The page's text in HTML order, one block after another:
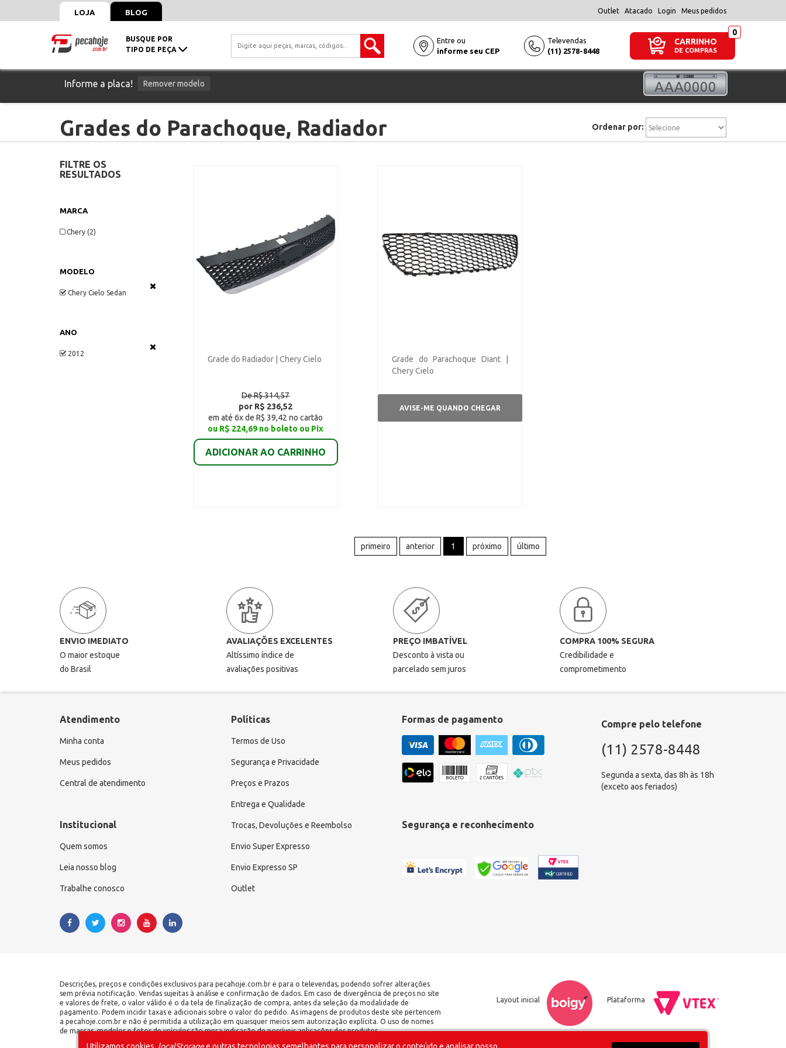
LOJA BLOG Outlet Atacado Login Meus pedidos
BUSQUE POR
TIPO DE PEÇA
Entre ou
informe seu CEP
Televendas
(11) 2578-8448
CARRINHO
DE COMPRAS
Informe a placa! Remover modelo
Grades do Parachoque, Radiador Ordenar por:
FILTRE OS
RESULTADOS
MARCA
Chery (2)
MODELO
Chery Cielo Sedan
ANO
2012
Grade do Radiador | Chery Cielo
De R$ 314,57
por R$ 236,52
em até 6x de R$ 39,42 no cartão
ou R$ 224,69 no boleto ou Pix
ADICIONAR AO CARRINHO
Grade do Parachoque Diant |
Chery Cielo
AVISE-ME QUANDO CHEGAR
primeiro anterior 1 próximo último
ENVIO IMEDIATO
O maior estoque
do Brasil
AVALIAÇÕES EXCELENTES
Altíssimo índice de
avaliações positivas
PREÇO IMBATÍVEL
Desconto à vista ou
parcelado sem juros
COMPRA 100% SEGURA
Credibilidade e
comprometimento
Atendimento
Minha conta
Meus pedidos
Central de atendimento
Institucional
Quem somos
Leia nosso blog
Trabalhe conosco
Políticas
Termos de Uso
Segurança e Privacidade
Preços e Prazos
Entrega e Qualidade
Trocas, Devoluções e Reembolso
Envio Super Expresso
Envio Expresso SP
Outlet
Formas de pagamento Compre pelo telefone
(11) 2578-8448
Segunda a sexta, das 8h às 18h
(exceto aos feriados)
Segurança e reconhecimento
Descrições, preços e condições exclusivos para pecahoje.com.br e para o televendas, podendo sofrer alterações
sem prévia notificação. Vendas sujeitas à análise e confirmação de dados. Em caso de divergência de preços no site
e valores de frete, o valor válido é o da tela de finalização de compra, antes da seleção da modalidade de
pagamento. Podem incidir taxas e adicionais sobre o valor do pedido. As imagens de produtos deste site pertencem
a pecahoje.com.br e não é permitida a utilização em quaisquer meios sem autorização explícita. O uso de nomes
de marcas, modelos e fotos de veículos são mera indicação de possíveis aplicações dos produtos.
Layout inicial Plataforma